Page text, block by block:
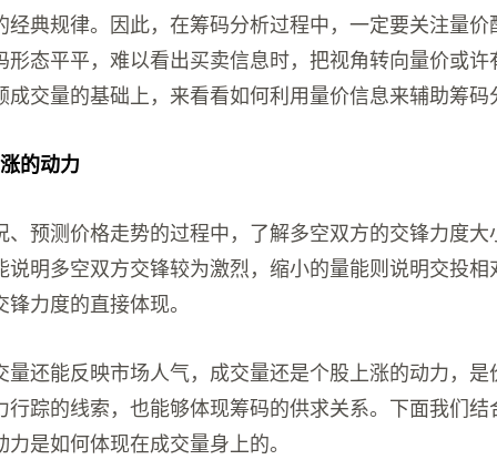
经典规律。因此，在筹码分析过程中，一定要关注量价
形态平平，难以看出买卖信息时，把视角转向量价或许
成交量的基础上，来看看如何利用量价信息来辅助筹码
的动力
、预测价格走势的过程中，了解多空双方的交锋力度大
说明多空双方交锋较为激烈，缩小的量能则说明交投相
力度的直接体现。
量还能反映市场人气，成交量还是个股上涨的动力，是
行踪的线索，也能够体现筹码的供求关系。下面我们结
是如何体现在成交量身上的。